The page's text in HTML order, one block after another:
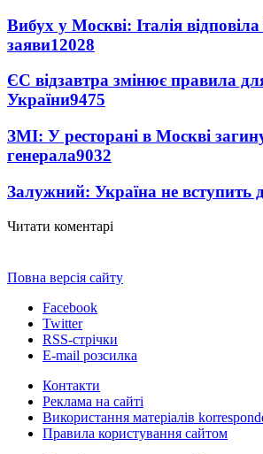
Вибух у Москві: Італія відповіла
заяви12028
ЄС відзавтра змінює правила
України9475
ЗМІ: У ресторані в Москві
генерала9032
Залужний: Україна не
Читати коментарі
Повна версія сайту
Facebook
Twitter
RSS-стрічки
E-mail розсилка
Контакти
Реклама на сайті
Використання матеріалів
Правила користування сайтом